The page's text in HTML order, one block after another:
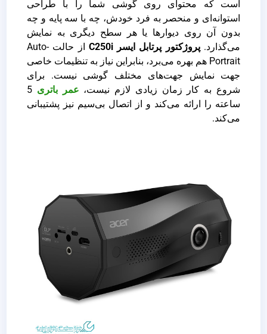
است که محتوای روی گوشی شما را با طراحی
استوانه‌ای و منحصر به فرد خودش، چه با سه پایه و چه
بدون آن روی دیوارها یا هر سطح دیگری به نمایش
می‌گذارد.پروژکتور پرتابل ایسر C250i
از حالت Auto-
Portrait هم بهره می‌برد، بنابراین نیاز به تنظیمات خاصی
جهت نمایش جهت‌های مختلف گوشی نیست. برای
شروع به کار زمان زیادی لازم نیست، عمر باتری 5
ساعته را ارائه می‌کند و از اتصال بی‌سیم نیز پشتیبانی
می‌کند.